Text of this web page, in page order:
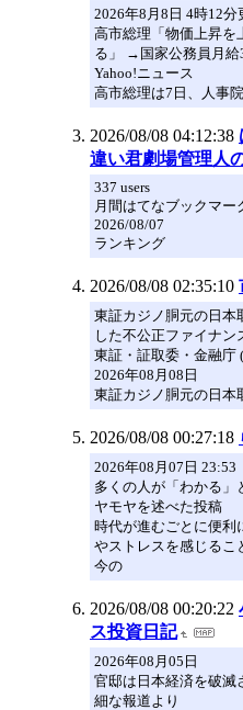
2026年8月8日 4時12分
高市総理「物価上昇を
る」 →国家公務員月給
Yahoo!ニュース
高市総理は7日、人事
2026/08/08 04:12:38
違い君劇場管理人
337 users
月間はてなブックマー
2026/08/07
ランキング
2026/08/08 02:35:10
東証カジノ胴元の日本
した不公正ファイナン
東証・証取委・金融庁
2026年08月08日
東証カジノ胴元の日本
2026/08/08 00:27:18
2026年08月07日 23:53
多くの人が「わかる
ヤモヤを述べた投稿
時代が進むごとに便利
やストレスを感じるこ
今の
2026/08/08 00:20:22
ス投資日記
2026年08月05日
官邸は日本経済を破
細な報道より